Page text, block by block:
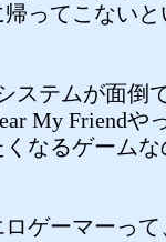
ってこない
ステムが面倒
My Friendや
なるゲーム
ゲーマーって